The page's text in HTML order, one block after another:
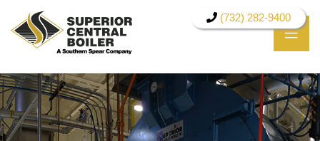
(732) 282-9400